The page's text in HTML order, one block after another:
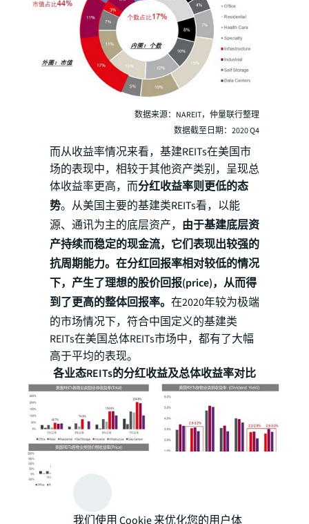
数据来源：NAREIT，仲量联行整理
数据截至日期：2020 Q4
而从收益率情况来看，基建REITs在美国市
场的表现中，相较于其他资产类别，呈现总
体收益率更高，而分红收益率则更低的态
势。从美国主要的基建类REITs看，以能
源、通讯为主的底层资产， 由于基建底层资
产持续而稳定的现金流，它们表现出较强的
抗周期能力。在分红回报率相对较低的情况
下，产生了理想的股价回报(price)，从而得
到了更高的整体回报率。 在2020年较为极端
的市场情况下，符合中国定义的基建类
REITs在美国总体REITs市场中，都有了大幅
高于平均的表现。
各业态REITs的分红收益及总体收益率对比
数据截至日期：2020 Q4
我们使用 Cookie 来优化您的用户体